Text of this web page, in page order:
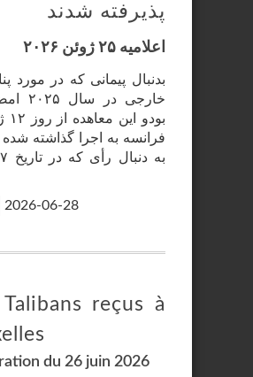
پذیرفته شدند
اعلامیه ۲۵ ژوئن ۲۰۲۶
بدنبال پیمانی که در مورد
خارجی
فرانسه به اجرا گذاشته
2026-06-28
Talibans reçus à
du 26 juin 2026